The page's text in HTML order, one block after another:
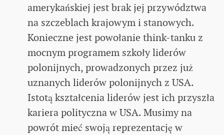
amerykańskiej jest brak jej przywództwa
na szczeblach krajowym i stanowych.
Konieczne jest powołanie think-tanku z
mocnym programem szkoły liderów
polonijnych, prowadzonych przez już
uznanych liderów polonijnych z USA.
Istotą kształcenia liderów jest ich przyszła
kariera polityczna w USA. Musimy na
powrót mieć swoją reprezentację w